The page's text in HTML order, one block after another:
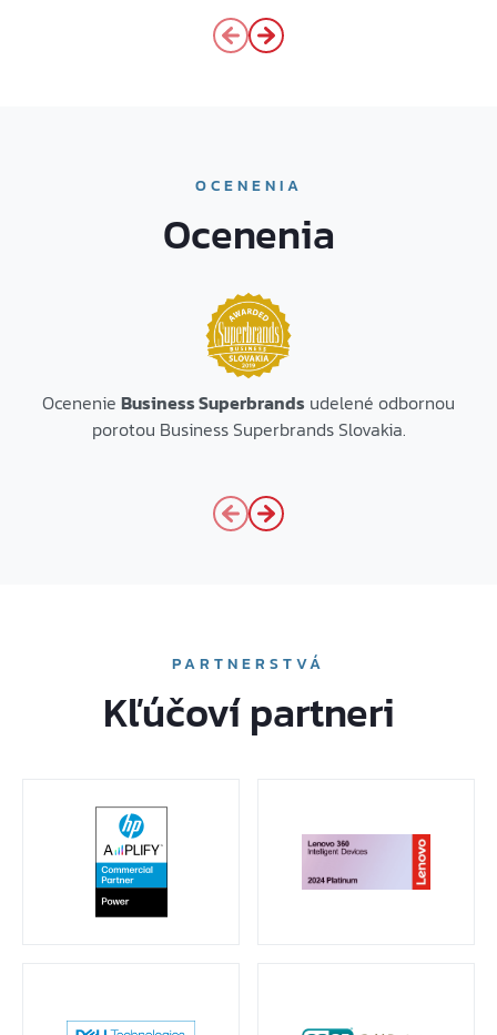
OCENENIA
Ocenenia
Ocenenie Business Superbrands udelené odbornou
porotou Business Superbrands Slovakia.
PARTNERSTVÁ
Kľúčoví partneri